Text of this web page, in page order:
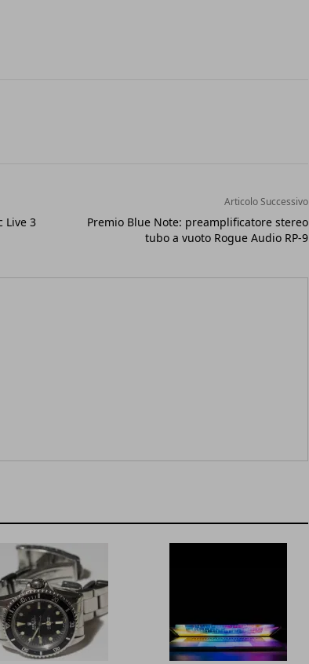
Live 3
Articolo Successivo
Premio Blue Note: preamplificatore stereo
tubo a vuoto Rogue Audio RP-9